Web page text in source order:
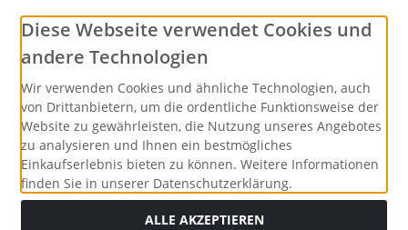
Diese Webseite verwendet Cookies und
andere Technologien
Wir verwenden Cookies und ähnliche Technologien, auch
von Drittanbietern, um die ordentliche Funktionsweise der
Website zu gewährleisten, die Nutzung unseres Angebotes
zu analysieren und Ihnen ein bestmögliches
Einkaufserlebnis bieten zu können. Weitere Informationen
finden Sie in unserer Datenschutzerklärung.
ALLE AKZEPTIEREN